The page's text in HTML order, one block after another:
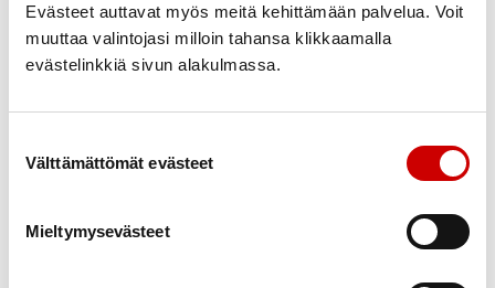
Evästeet auttavat myös meitä kehittämään palvelua. Voit
muuttaa valintojasi milloin tahansa klikkaamalla
evästelinkkiä sivun alakulmassa.
Välttämättömät evästeet
Mieltymysevästeet
– Maksullisia mittauksia (maksu käteisellä):
– kolesterolierittely (kok.kol, LDL, HDL, trigly) 25
– kokonaiskolesteroli 10 euroa
Lisätietoja: Mari Härkönen, 050 919 4027